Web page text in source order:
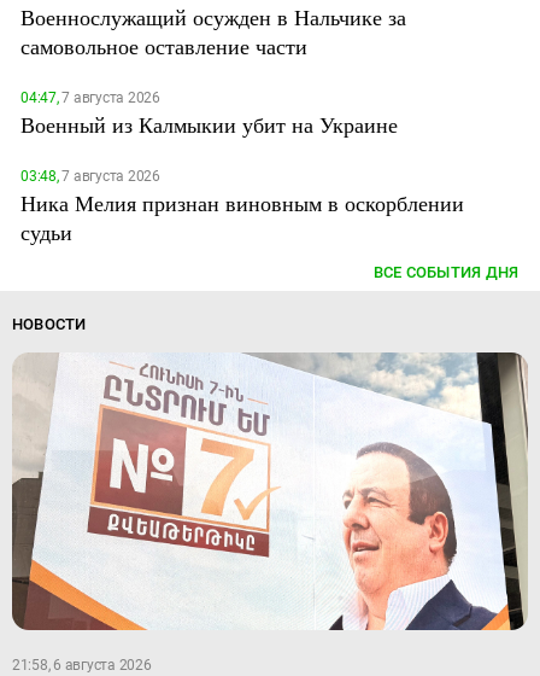
Военнослужащий осужден в Нальчике за
самовольное оставление части
04:47,7 августа 2026
Военный из Калмыкии убит на Украине
03:48,7 августа 2026
Ника Мелия признан виновным в оскорблении
судьи
ВСЕ СОБЫТИЯ ДНЯ
НОВОСТИ
21:58, 6 августа 2026